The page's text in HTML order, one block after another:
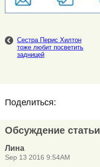
Сестра Перис Хилтон
тоже любит посветить
задницей
Поделиться:
Обсуждение статьи
Лина
Sep 13 2016 9:54AM